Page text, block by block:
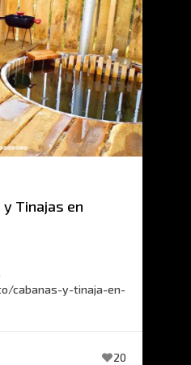
y Tinajas en
cabanas-y-tinaja-en-
20